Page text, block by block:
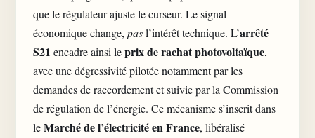
que le régulateur ajuste le curseur. Le signal
économique change, pasl’intérêt technique. L’arrêté
S21 encadre ainsi leprix de rachat photovoltaïque,
avec une dégressivité pilotée notamment par les
demandes de raccordement et suivie par la Commission
de régulation de l’énergie. Ce mécanisme s’inscrit dans
leMarché de l’électricité en France, libéralisé